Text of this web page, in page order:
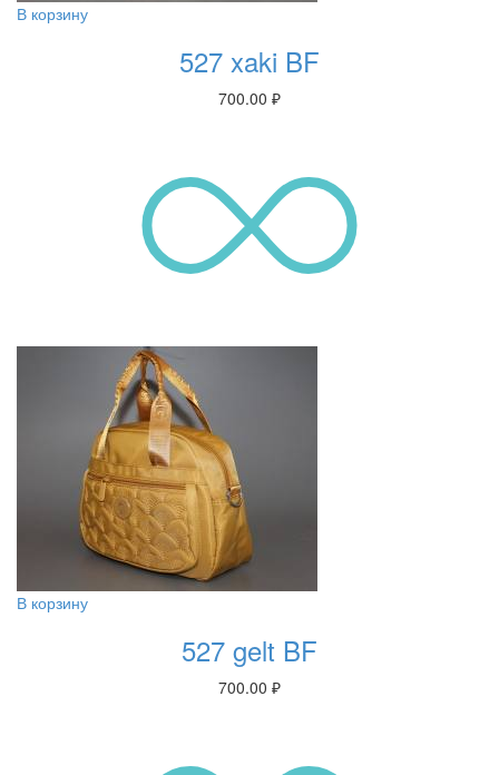
В корзину
527 xaki BF
700.00 ₽
В корзину
527 gelt BF
700.00 ₽